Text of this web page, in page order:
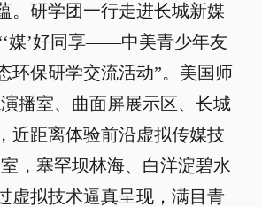
。研学团一行走进长城新媒
媒’好同享——中美青少年友
环保研学交流活动”。美国师
播室、曲面屏展示区、长城
近距离体验前沿虚拟传媒技
，塞罕坝林海、白洋淀碧水
虚拟技术逼真呈现，满目青